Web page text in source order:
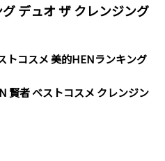
デュオ ザ クレンジング
トコスメ 美的HENランキング
賢者 ベストコスメ クレンジン